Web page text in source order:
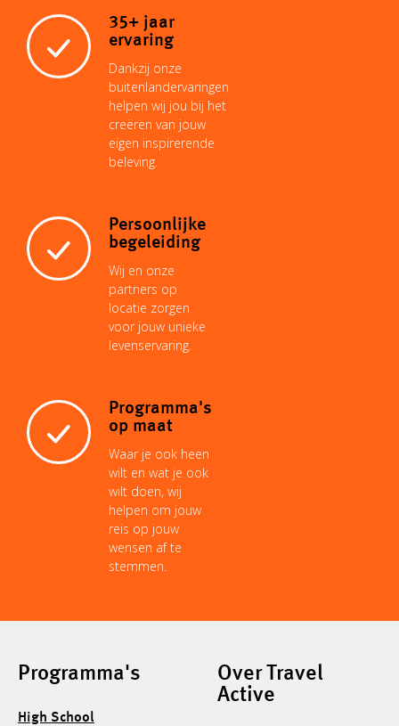
35+ jaar
ervaring
Dankzij onze
buitenlandervaringen
helpen wij jou bij het
creëren van jouw
eigen inspirerende
beleving.
Persoonlijke
begeleiding
Wij en onze
partners op
locatie zorgen
voor jouw unieke
levenservaring.
Programma's
op maat
Waar je ook heen
wilt en wat je ook
wilt doen, wij
helpen om jouw
reis op jouw
wensen af te
stemmen.
Programma's
High School
Over Travel
Active